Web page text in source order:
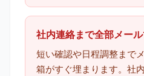
社内連絡まで全部メー
短い確認や日程調整まで
箱がすぐ埋まります。社